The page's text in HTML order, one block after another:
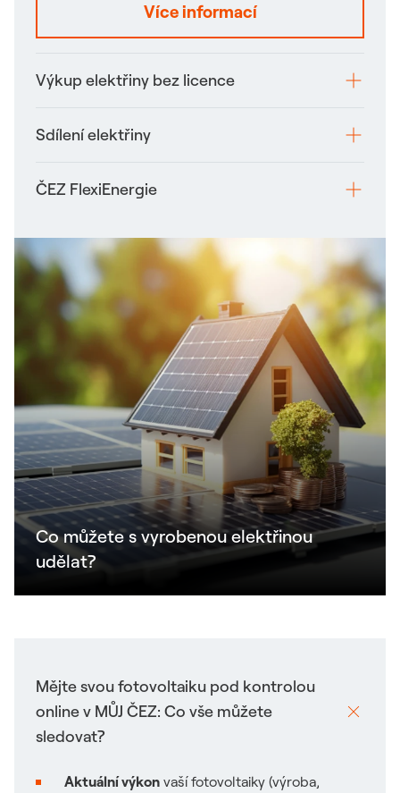
Více informací
Výkup elektřiny bez licence
Sdílení elektřiny
ČEZ FlexiEnergie
Co můžete s vyrobenou elektřinou
udělat?
Mějte svou fotovoltaiku pod kontrolou
online v MŮJ ČEZ: Co vše můžete
sledovat?
Aktuální výkon vaší fotovoltaiky (výroba,